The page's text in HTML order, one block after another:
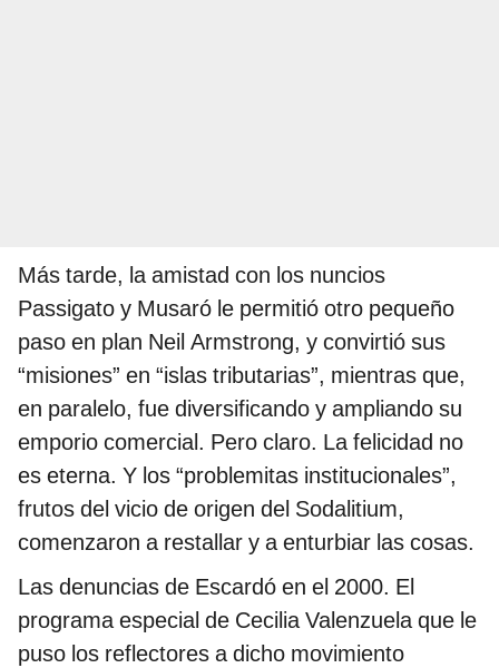
Más tarde, la amistad con los nuncios
Passigato y Musaró le permitió otro pequeño
paso en plan Neil Armstrong, y convirtió sus
“misiones” en “islas tributarias”, mientras que,
en paralelo, fue diversificando y ampliando su
emporio comercial. Pero claro. La felicidad no
es eterna. Y los “problemitas institucionales”,
frutos del vicio de origen del Sodalitium,
comenzaron a restallar y a enturbiar las cosas.
Las denuncias de Escardó en el 2000. El
programa especial de Cecilia Valenzuela que le
puso los reflectores a dicho movimiento